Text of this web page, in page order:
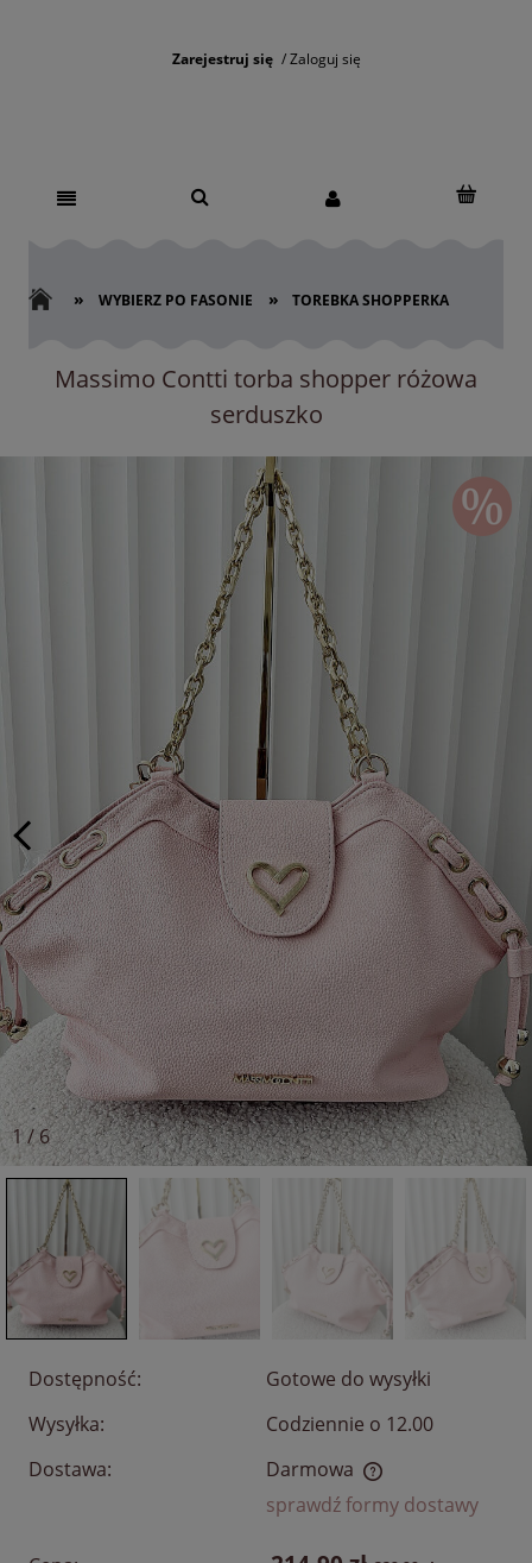
Zarejestruj się Zaloguj się
» WYBIERZ PO FASONIE » TOREBKA SHOPPERKA
Massimo Contti torba shopper różowa
serduszko
1/6
Dostępność:
Gotowe do wysyłki
Wysyłka:
Codziennie o 12.00
Dostawa:
Darmowa
Cena nie zawiera ewentualnych kosztów płatności
sprawdź formy dostawy